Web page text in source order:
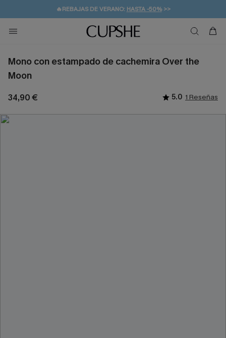
👒PROMOCIÓN DE VERANO:-10% EN 2 VESTIDOS
💌¡SUSCRIBIRSE & GANAR -10% EXTRA!
🚚ENVÍO GRATUITO A PARTIR DE 49 € >>
Mono con estampado de cachemira Over the
Moon
34,90 € 5.0 1 Reseñas